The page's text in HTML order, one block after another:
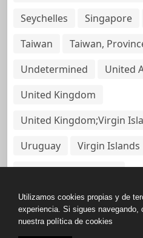
Seychelles
Singapore
Taiwan
Taiwan,
Undetermined
United
United Kingdom
United Kingdom;Virgin
Uruguay
Virgin Islands
Virgin Islands, British
Utilizamos cookies propias y de
experiencia. Si sigues navegando,
nuestra política de cookies